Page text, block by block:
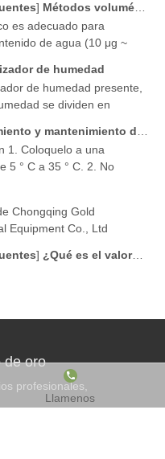
] Métodos volumétricos y coulométricos de Karl Fischer Water Tester Volumétricos y coulométricos
es adecuado para
de agua (10 μg ~
de agua (0.1 a 500
de humedad
de humedad presente,
se dividen en
y analizadores de
de humedad
Moisture Analyzer se
volumen de Karl Fischer y
del analizador de humedad Karl Fisher.
1. Coloquelo a una
5 ° C a 35 ° C. 2. No
fluctuaciones de
ponga el instrumento
con gas corrosivo. 4.
Chongqing Gold
Equipment Co., Ltd
] ¿Qué es el valorador Karl Fischer y cómo funciona?
de oro
profesionales,
Llamenos